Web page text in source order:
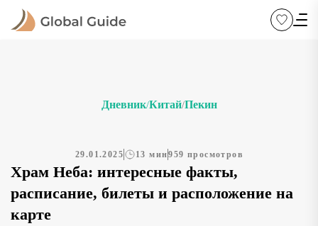
Дневник/Китай/Пекин
29.01.2025 13 мин959 просмотров
Храм Неба: интересные факты,
расписание, билеты и расположение на
карте